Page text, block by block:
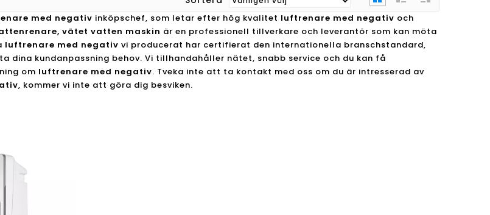
med negativ inköpschef, som letar efter hög kvalitet luftrenare med negativ och
vätet vatten maskin är en professionell tillverkare och leverantör som kan möta
luftrenare med negativ vi producerat har certifierat den internationella branschstandard,
dina kundanpassning behov. Vi tillhandahåller nätet, snabb service och du kan få
om luftrenare med negativ. Tveka inte att ta kontakt med oss ​​om du är intresserad av
, kommer vi inte att göra dig besviken.